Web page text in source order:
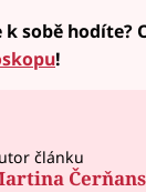
k sobě hodíte?
!
článku